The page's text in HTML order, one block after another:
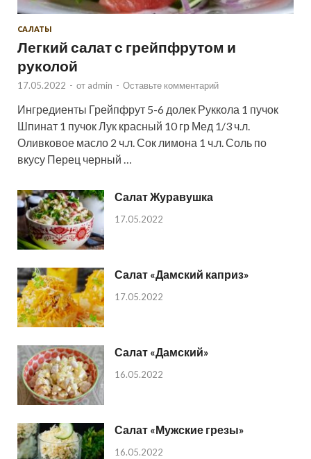
САЛАТЫ
Легкий салат с грейпфрутом и
руколой
17.05.2022 - от admin - Оставьте комментарий
Ингредиенты Грейпфрут 5-6 долек Руккола 1 пучок
Шпинат 1 пучок Лук красный 10 гр Мед 1/3 ч.л.
Оливковое масло 2 ч.л. Сок лимона 1 ч.л. Соль по
вкусу Перец черный …
Салат Журавушка
17.05.2022
Салат «Дамский каприз»
17.05.2022
Салат «Дамский»
16.05.2022
Салат «Мужские грезы»
16.05.2022